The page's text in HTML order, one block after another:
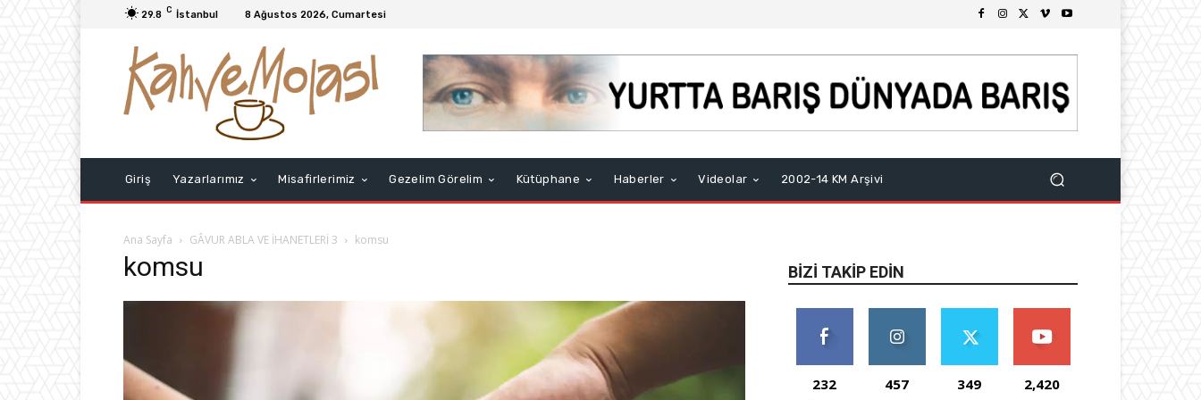
29.8 C İstanbul 8 Ağustos 2026, Cumartesi
Giriş Yazarlarımız Misafirlerimiz Gezelim Görelim Kütüphane Haberler Videolar 2002-14 KM Arşivi
Ana Sayfa GÂVUR ABLA VE İHANETLERİ 3 komsu
komsu BIZI TAKIP EDIN
232 457 349 2,420